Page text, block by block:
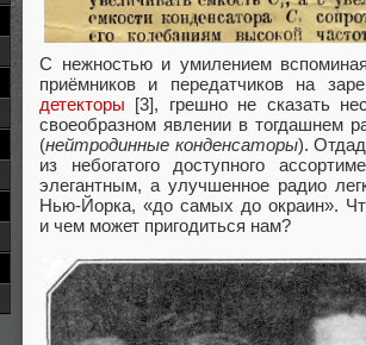
С нежностью и умилением
приёмников и передатчиков на
детекторы [3], грешно не сказать
своеобразном явлении в тогдашнем
(нейтродинные конденсаторы).
из небогатого доступного
элегантным, а улучшенное радио
Нью-Йорка, «до самых до окраин».
и чем может пригодиться нам?